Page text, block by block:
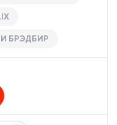
БРЭДБИР